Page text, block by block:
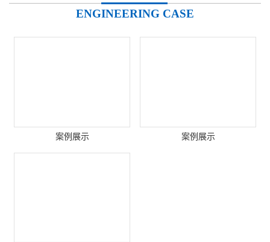
ENGINEERING CASE
案例展示 案例展示